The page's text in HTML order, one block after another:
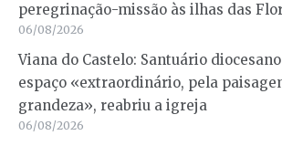
peregrinação-missão às ilhas das
06/08/2026
Viana do Castelo: Santuário
espaço «extraordinário, pela
grandeza», reabriu a igreja
06/08/2026